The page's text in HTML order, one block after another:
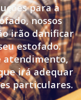
para a
nossos
irão danificar
estofado.
atendimento,
irá adequar
particulares.